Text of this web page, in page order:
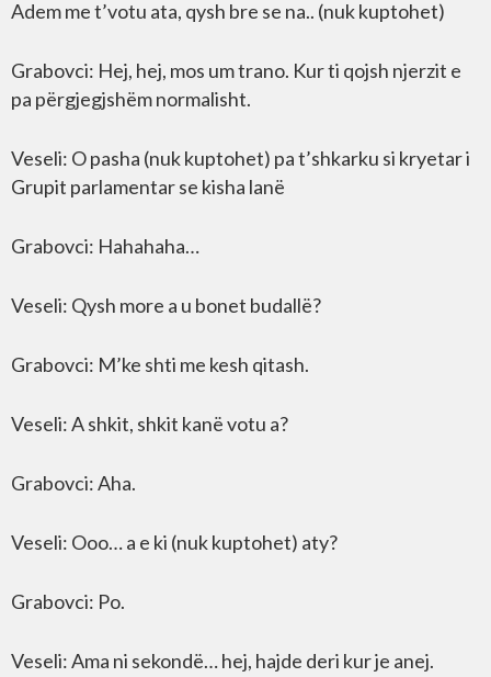
Adem me t’votu ata, qysh bre se na.. (nuk kuptohet)
Grabovci: Hej, hej, mos um trano. Kur ti qojsh njerzit e
pa përgjegjshëm normalisht.
Veseli: O pasha (nuk kuptohet) pa t’shkarku si kryetar i
Grupit parlamentar se kisha lanë
Grabovci: Hahahaha…
Veseli: Qysh more a u bonet budallë?
Grabovci: M’ke shti me kesh qitash.
Veseli: A shkit, shkit kanë votu a?
Grabovci: Aha.
Veseli: Ooo… a e ki (nuk kuptohet) aty?
Grabovci: Po.
Veseli: Ama ni sekondë… hej, hajde deri kur je anej.